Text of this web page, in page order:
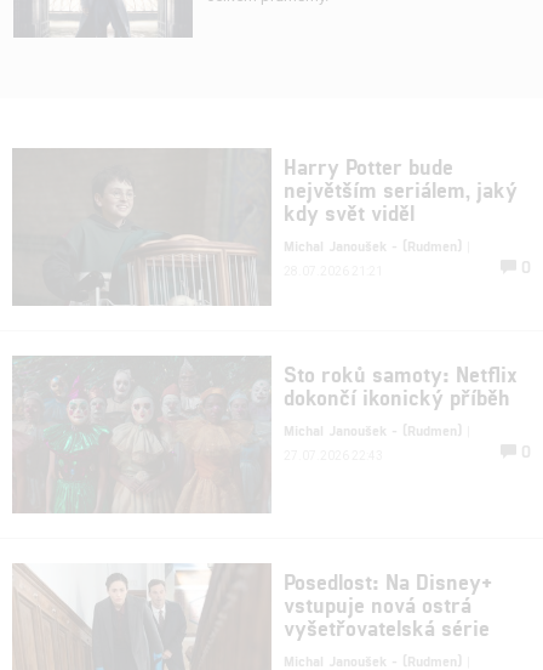
Harry Potter bude
největším seriálem, jaký
kdy svět viděl
Michal Janoušek - (Rudmen)
0
Sto roků samoty: Netflix
dokončí ikonický příběh
Michal Janoušek - (Rudmen)
0
Posedlost: Na Disney+
vstupuje nová ostrá
vyšetřovatelská série
Michal Janoušek - (Rudmen)